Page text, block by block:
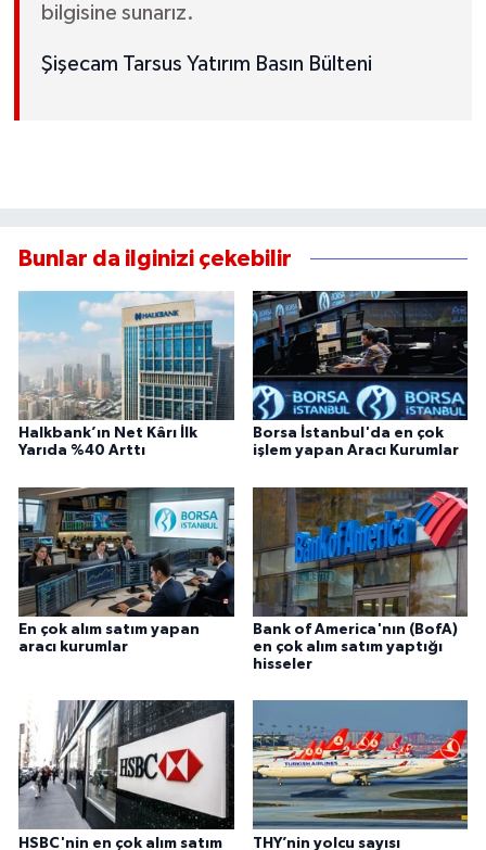
bilgisine sunarız.
Şişecam Tarsus Yatırım Basın Bülteni
Bunlar da ilginizi çekebilir
Halkbank’ın Net Kârı İlk
Yarıda %40 Arttı
Borsa İstanbul'da en çok
işlem yapan Aracı Kurumlar
En çok alım satım yapan
aracı kurumlar
Bank of America'nın (BofA)
en çok alım satım yaptığı
hisseler
HSBC'nin en çok alım satım THY’nin yolcu sayısı